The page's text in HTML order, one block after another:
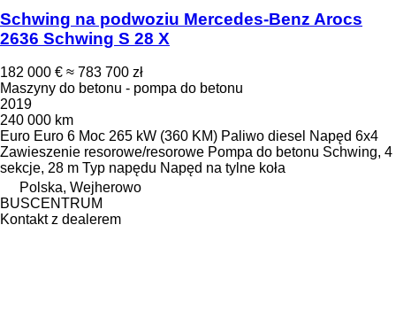
Schwing na podwoziu Mercedes-Benz Arocs
2636 Schwing S 28 X
182 000 € ≈ 783 700 zł
Maszyny do betonu - pompa do betonu
2019
240 000 km
Euro Euro 6 Moc 265 kW (360 KM) Paliwo diesel Napęd 6x4
Zawieszenie resorowe/resorowe Pompa do betonu Schwing, 4
sekcje, 28 m Typ napędu Napęd na tylne koła
Polska, Wejherowo
BUSCENTRUM
Kontakt z dealerem